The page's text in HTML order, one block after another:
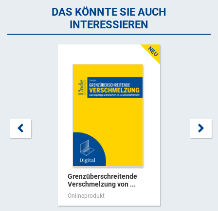
DAS KÖNNTE SIE AUCH
INTERESSIEREN
Grenzüberschreitende
Verschmelzung von ...
Onlineprodukt